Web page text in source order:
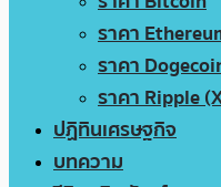
ราคา
ราคา
ราคา Ripple
ปฏิทินเศรษฐกิจ
บทความ